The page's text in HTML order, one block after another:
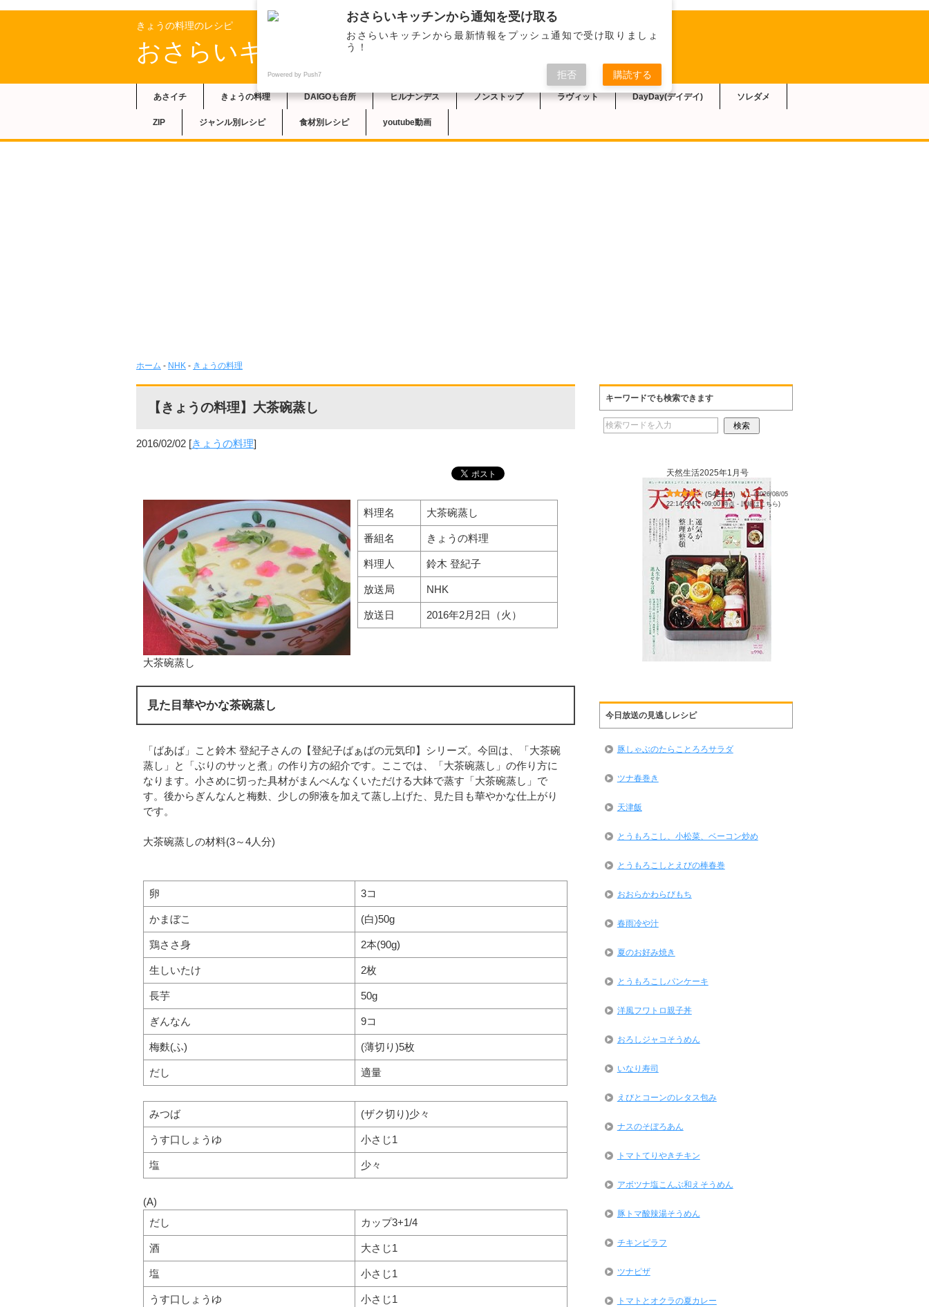
きょうの料理のレシピ
おさらいキッチン
あさイチ きょうの料理 DAIGOも台所 ヒルナンデス ノンストップ ラヴィット DayDay(デイデイ) ソレダメ
ZIP ジャンル別レシピ 食材別レシピ youtube動画
ホーム - NHK - きょうの料理
【きょうの料理】大茶碗蒸し
2016/02/02 [きょうの料理]
大茶碗蒸し
料理名 大茶碗蒸し
番組名 きょうの料理
料理人 鈴木 登紀子
放送局 NHK
放送日 2016年2月2日（火）
見た目華やかな茶碗蒸し
「ばあば」こと鈴木 登紀子さんの【登紀子ばぁばの元気印】シリーズ。今回は、「大茶碗
蒸し」と「ぶりのサッと煮」の作り方の紹介です。ここでは、「大茶碗蒸し」の作り方に
なります。小さめに切った具材がまんべんなくいただける大鉢で蒸す「大茶碗蒸し」で
す。後からぎんなんと梅麩、少しの卵液を加えて蒸し上げた、見た目も華やかな仕上がり
です。
大茶碗蒸しの材料(3～4人分)
卵 3コ
かまぼこ (白)50g
鶏ささ身 2本(90g)
生しいたけ 2枚
長芋 50g
ぎんなん 9コ
梅麩(ふ) (薄切り)5枚
だし 適量
みつば (ザク切り)少々
うす口しょうゆ 小さじ1
塩 少々
(A)
だし
カップ3+1/4
酒 大さじ1
塩 小さじ1
うす口しょうゆ 小さじ1
キーワードでも検索できます
天然生活2025年1月号
(542113) ￥1 (2026/08/05
22:14 GMT +09:00 時点 -詳細はこちら)
今日放送の見逃しレシピ
豚しゃぶのたらことろろサラダ
ツナ春巻き
天津飯
とうもろこし、小松菜、ベーコン炒め
とうもろこしとえびの棒春巻
おおらかわらびもち
春雨冷や汁
夏のお好み焼き
とうもろこしパンケーキ
洋風フワトロ親子丼
おろしジャコそうめん
いなり寿司
えびとコーンのレタス包み
ナスのそぼろあん
トマトてりやきチキン
アボツナ塩こんぶ和えそうめん
豚トマ酸辣湯そうめん
チキンピラフ
ツナピザ
トマトとオクラの夏カレー
おさらいキッチンから通知を受け取る
おさらいキッチンから最新情報をプッシュ通知で受け取りましょ
う！
Powered by Push7 拒否 購読する